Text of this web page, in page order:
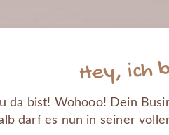
Hey, ich
da bist! Wohooo! Dein
darf es nun in seiner